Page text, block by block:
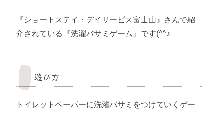
『ショートステイ・デイサービス富士山』さんで紹
介されている『洗濯バサミゲーム』です(^^♪
遊び方
トイレットペーパーに洗濯バサミをつけていくゲー